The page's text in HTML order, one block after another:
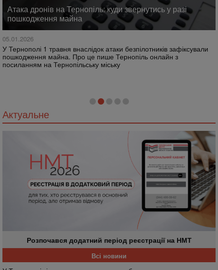
Атака дронів на Тернопіль: куди звернутись у разі
пошкодження майна
05.01.2026
У Тернополі 1 травня внаслідок атаки безпілотників зафіксували
пошкодження майна. Про це пише Тернопіль онлайн з
посиланням на Тернопільську міську
Актуальне
Розпочався додатний період реєстрації на НМТ
Всі новини